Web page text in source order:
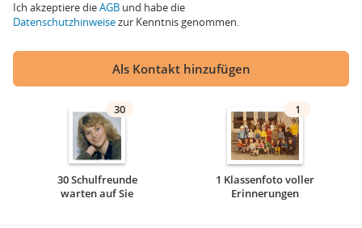
Ich akzeptiere dieAGB und habe die
Datenschutzhinweisezur Kenntnis genommen.
Als Kontakt hinzufügen
30
30 Schulfreunde
warten auf Sie
1
1 Klassenfoto voller
Erinnerungen